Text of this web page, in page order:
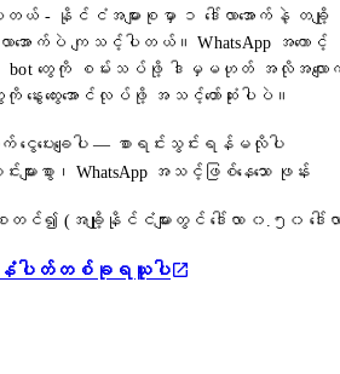
ါတယ် - နိုင်ငံအများစုမှာ ၁ ဒေါ်လာအောက်နဲ့ တချို့
အောက်ပဲ ကျသင့်ပါတယ်။ WhatsApp အကောင့်
တွေကို စမ်းသပ်ဖို့ ဒါမှမဟုတ် အလိုအလျော
းထွေးအောင်လုပ်ဖို့ အသင့်တော်ဆုံးပါပဲ။
ပေးချေပါ — စာရင်းသွင်းရန်မလိုပါ
းများစွာ၊ WhatsApp အသင့်ဖြစ်နေသော ဖုန်း
မှစတင်၍ (အချို့နိုင်ငံများတွင် ဒေါ်လာ ၀.၅၀ ဒေါ်လ
နံပါတ်တစ်ခုရယူပါ